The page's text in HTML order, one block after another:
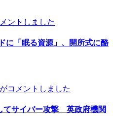
ントしました
「眠る資源」、開所式に酪
コメントしました
てサイバー攻撃 英政府機関